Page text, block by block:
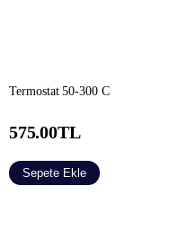
Termostat 50-300 C
575.00TL
Sepete Ekle